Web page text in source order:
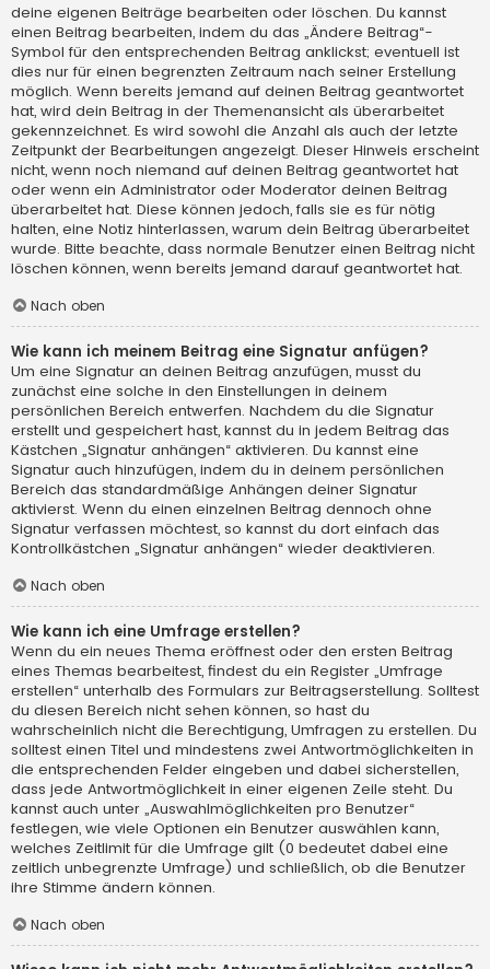
deine eigenen Beiträge bearbeiten oder löschen. Du kannst
einen Beitrag bearbeiten, indem du das „Ändere Beitrag“-
Symbol für den entsprechenden Beitrag anklickst; eventuell ist
dies nur für einen begrenzten Zeitraum nach seiner Erstellung
möglich. Wenn bereits jemand auf deinen Beitrag geantwortet
hat, wird dein Beitrag in der Themenansicht als überarbeitet
gekennzeichnet. Es wird sowohl die Anzahl als auch der letzte
Zeitpunkt der Bearbeitungen angezeigt. Dieser Hinweis erscheint
nicht, wenn noch niemand auf deinen Beitrag geantwortet hat
oder wenn ein Administrator oder Moderator deinen Beitrag
überarbeitet hat. Diese können jedoch, falls sie es für nötig
halten, eine Notiz hinterlassen, warum dein Beitrag überarbeitet
wurde. Bitte beachte, dass normale Benutzer einen Beitrag nicht
löschen können, wenn bereits jemand darauf geantwortet hat.
Nach oben
Wie kann ich meinem Beitrag eine Signatur anfügen?
Um eine Signatur an deinen Beitrag anzufügen, musst du
zunächst eine solche in den Einstellungen in deinem
persönlichen Bereich entwerfen. Nachdem du die Signatur
erstellt und gespeichert hast, kannst du in jedem Beitrag das
Kästchen „Signatur anhängen“ aktivieren. Du kannst eine
Signatur auch hinzufügen, indem du in deinem persönlichen
Bereich das standardmäßige Anhängen deiner Signatur
aktivierst. Wenn du einen einzelnen Beitrag dennoch ohne
Signatur verfassen möchtest, so kannst du dort einfach das
Kontrollkästchen „Signatur anhängen“ wieder deaktivieren.
Nach oben
Wie kann ich eine Umfrage erstellen?
Wenn du ein neues Thema eröffnest oder den ersten Beitrag
eines Themas bearbeitest, findest du ein Register „Umfrage
erstellen“ unterhalb des Formulars zur Beitragserstellung. Solltest
du diesen Bereich nicht sehen können, so hast du
wahrscheinlich nicht die Berechtigung, Umfragen zu erstellen. Du
solltest einen Titel und mindestens zwei Antwortmöglichkeiten in
die entsprechenden Felder eingeben und dabei sicherstellen,
dass jede Antwortmöglichkeit in einer eigenen Zeile steht. Du
kannst auch unter „Auswahlmöglichkeiten pro Benutzer“
festlegen, wie viele Optionen ein Benutzer auswählen kann,
welches Zeitlimit für die Umfrage gilt (0 bedeutet dabei eine
zeitlich unbegrenzte Umfrage) und schließlich, ob die Benutzer
ihre Stimme ändern können.
Nach oben